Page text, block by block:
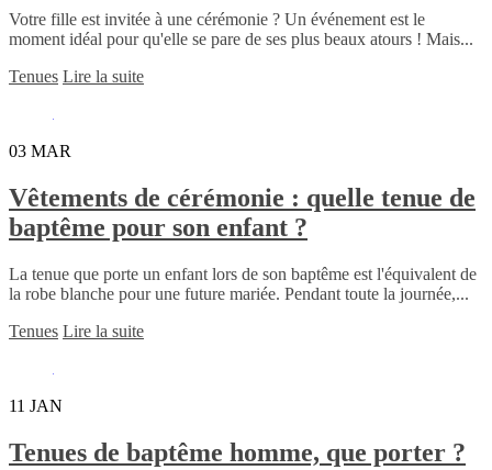
Votre fille est invitée à une cérémonie ? Un événement est le
moment idéal pour qu'elle se pare de ses plus beaux atours ! Mais...
Tenues Lire la suite
03 MAR
Vêtements de cérémonie : quelle tenue de
baptême pour son enfant ?
La tenue que porte un enfant lors de son baptême est l'équivalent de
la robe blanche pour une future mariée. Pendant toute la journée,...
Tenues Lire la suite
11 JAN
Tenues de baptême homme, que porter ?